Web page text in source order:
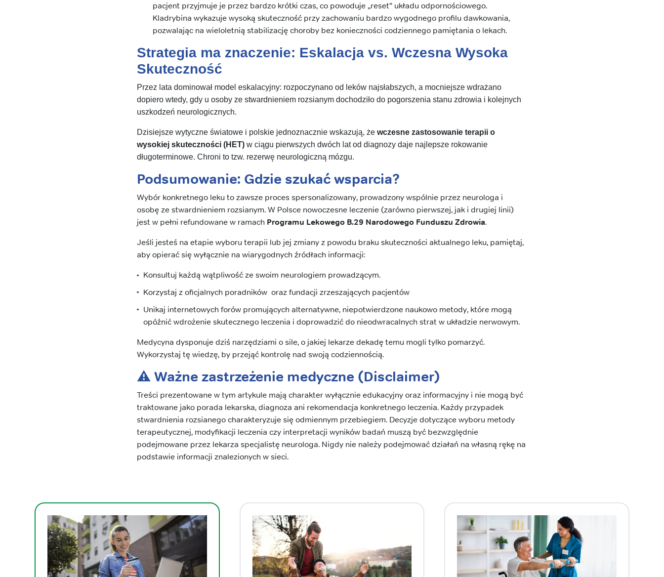
pacjent przyjmuje je przez bardzo krótki czas, co powoduje „reset” układu odpornościowego.
Kladrybina wykazuje wysoką skuteczność przy zachowaniu bardzo wygodnego profilu dawkowania,
pozwalając na wieloletnią stabilizację choroby bez konieczności codziennego pamiętania o lekach.
Strategia ma znaczenie: Eskalacja vs. Wczesna Wysoka
Skuteczność
Przez lata dominował model eskalacyjny: rozpoczynano od leków najsłabszych, a mocniejsze wdrażano
dopiero wtedy, gdy u osoby ze stwardnieniem rozsianym dochodziło do pogorszenia stanu zdrowia i kolejnych
uszkodzeń neurologicznych.
Dzisiejsze wytyczne światowe i polskie jednoznacznie wskazują, żewczesne zastosowanie terapii o
wysokiej skuteczności (HET) w ciągu pierwszych dwóch lat od diagnozy daje najlepsze rokowanie
długoterminowe. Chroni to tzw. rezerwę neurologiczną mózgu.
Podsumowanie: Gdzie szukać wsparcia?
Wybór konkretnego leku to zawsze proces spersonalizowany, prowadzony wspólnie przez neurologa i
osobę ze stwardnieniem rozsianym. W Polsce nowoczesne leczenie (zarówno pierwszej, jak i drugiej linii)
jest w pełni refundowane w ramach Programu Lekowego B.29 Narodowego Funduszu Zdrowia.
Jeśli jesteś na etapie wyboru terapii lub jej zmiany z powodu braku skuteczności aktualnego leku, pamiętaj,
aby opierać się wyłącznie na wiarygodnych źródłach informacji:
Konsultuj każdą wątpliwość ze swoim neurologiem prowadzącym.
Korzystaj z oficjalnych poradników oraz fundacji zrzeszających pacjentów
Unikaj internetowych forów promujących alternatywne, niepotwierdzone naukowo metody, które mogą
opóźnić wdrożenie skutecznego leczenia i doprowadzić do nieodwracalnych strat w układzie nerwowym.
Medycyna dysponuje dziś narzędziami o sile, o jakiej lekarze dekadę temu mogli tylko pomarzyć.
Wykorzystaj tę wiedzę, by przejąć kontrolę nad swoją codziennością.
⚠️ Ważne zastrzeżenie medyczne (Disclaimer)
Treści prezentowane w tym artykule mają charakter wyłącznie edukacyjny oraz informacyjny i nie mogą być
traktowane jako porada lekarska, diagnoza ani rekomendacja konkretnego leczenia. Każdy przypadek
stwardnienia rozsianego charakteryzuje się odmiennym przebiegiem. Decyzje dotyczące wyboru metody
terapeutycznej, modyfikacji leczenia czy interpretacji wyników badań muszą być bezwzględnie
podejmowane przez lekarza specjalistę neurologa. Nigdy nie należy podejmować działań na własną rękę na
podstawie informacji znalezionych w sieci.